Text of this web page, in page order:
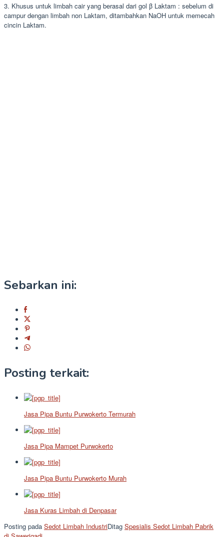
3. Khusus untuk limbah cair yang berasal dari gol β Laktam : sebelum di
campur dengan limbah non Laktam, ditambahkan NaOH untuk memecah
cincin Laktam.
Sebarkan ini:
Posting terkait:
Jasa Pipa Buntu Purwokerto Termurah
Jasa Pipa Mampet Purwokerto
Jasa Pipa Buntu Purwokerto Murah
Jasa Kuras Limbah di Denpasar
Posting pada Sedot Limbah IndustriDitag Spesialis Sedot Limbah Pabrik